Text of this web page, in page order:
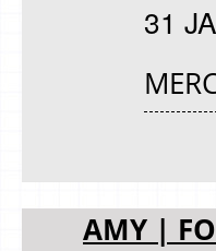
31
AMY |